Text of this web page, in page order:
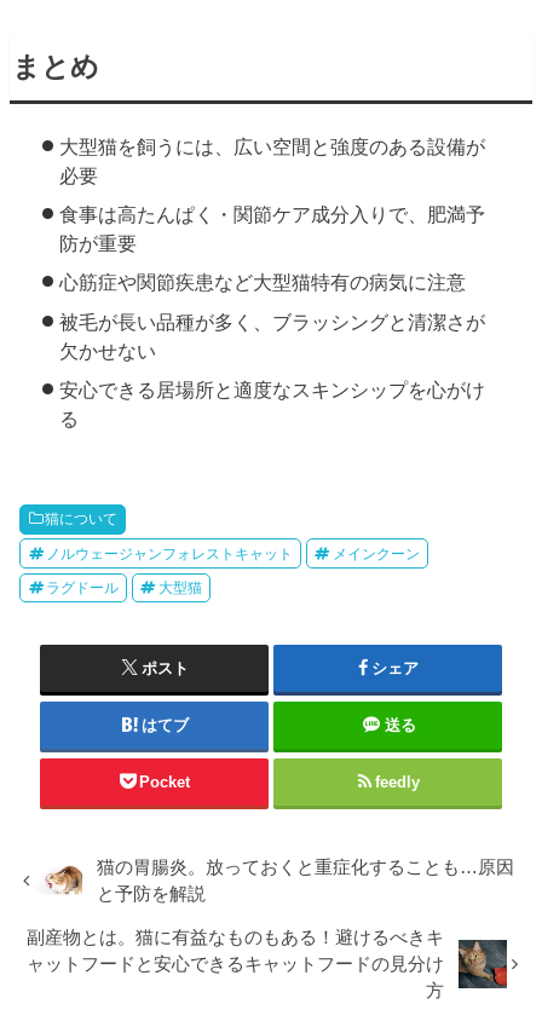
まとめ
大型猫を飼うには、広い空間と強度のある設備が
必要
食事は高たんぱく・関節ケア成分入りで、肥満予
防が重要
心筋症や関節疾患など大型猫特有の病気に注意
被毛が長い品種が多く、ブラッシングと清潔さが
欠かせない
安心できる居場所と適度なスキンシップを心がけ
る
猫について
ノルウェージャンフォレストキャット メインクーン
ラグドール 大型猫
ポスト シェア
はてブ 送る
Pocket feedly
猫の胃腸炎。放っておくと重症化することも…原因
と予防を解説
副産物とは。猫に有益なものもある！避けるべきキ
ャットフードと安心できるキャットフードの見分け
方